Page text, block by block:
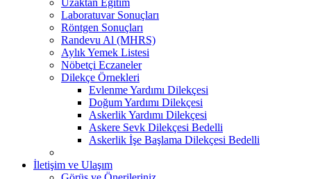
Laboratuvar Sonuçları
Röntgen Sonuçları
Randevu Al (MHRS)
Aylık Yemek Listesi
Nöbetçi Eczaneler
Dilekçe Örnekleri
Evlenme Yardımı Dilekçesi
Doğum Yardımı Dilekçesi
Askerlik Yardımı Dilekçesi
Askere Sevk Dilekçesi Bedelli
Askerlik İşe Başlama Dilekçesi Bedelli
İletişim ve Ulaşım